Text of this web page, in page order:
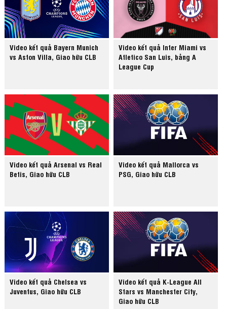
Video kết quả Bayern Munich
vs Aston Villa, Giao hữu CLB
Video kết quả Inter Miami vs
Atletico San Luis, bảng A
League Cup
Video kết quả Arsenal vs Real
Betis, Giao hữu CLB
Video kết quả Mallorca vs
PSG, Giao hữu CLB
Video kết quả Chelsea vs
Juventus, Giao hữu CLB
Video kết quả K-League All
Stars vs Manchester City,
Giao hữu CLB